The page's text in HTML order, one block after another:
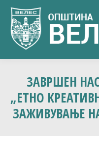
ЗАВРШЕН
„ЕТНО
ЗАЖИВУВАЊЕ